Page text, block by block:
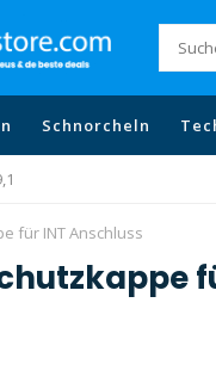
Schnorcheln
für INT Anschluss